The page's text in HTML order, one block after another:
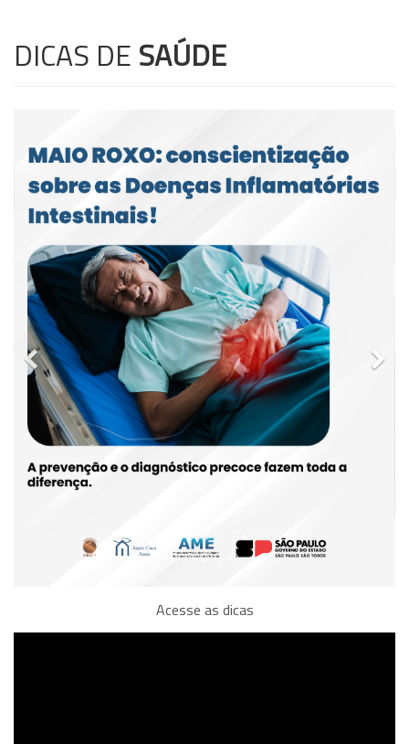
DICAS DE SAÚDE
Acesse as dicas